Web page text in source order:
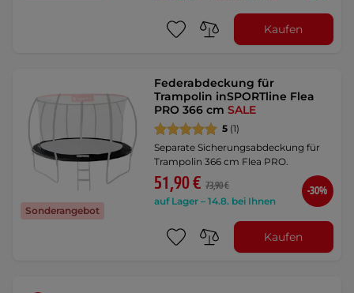
Kaufen
Sonderangebot
Federabdeckung für
Trampolin inSPORTline Flea
PRO 366 cmSALE
5 (1)
Separate Sicherungsabdeckung für
Trampolin 366 cm Flea PRO.
51,90 € 73,90 €
auf Lager – 14.8. bei Ihnen
-30%
Kaufen